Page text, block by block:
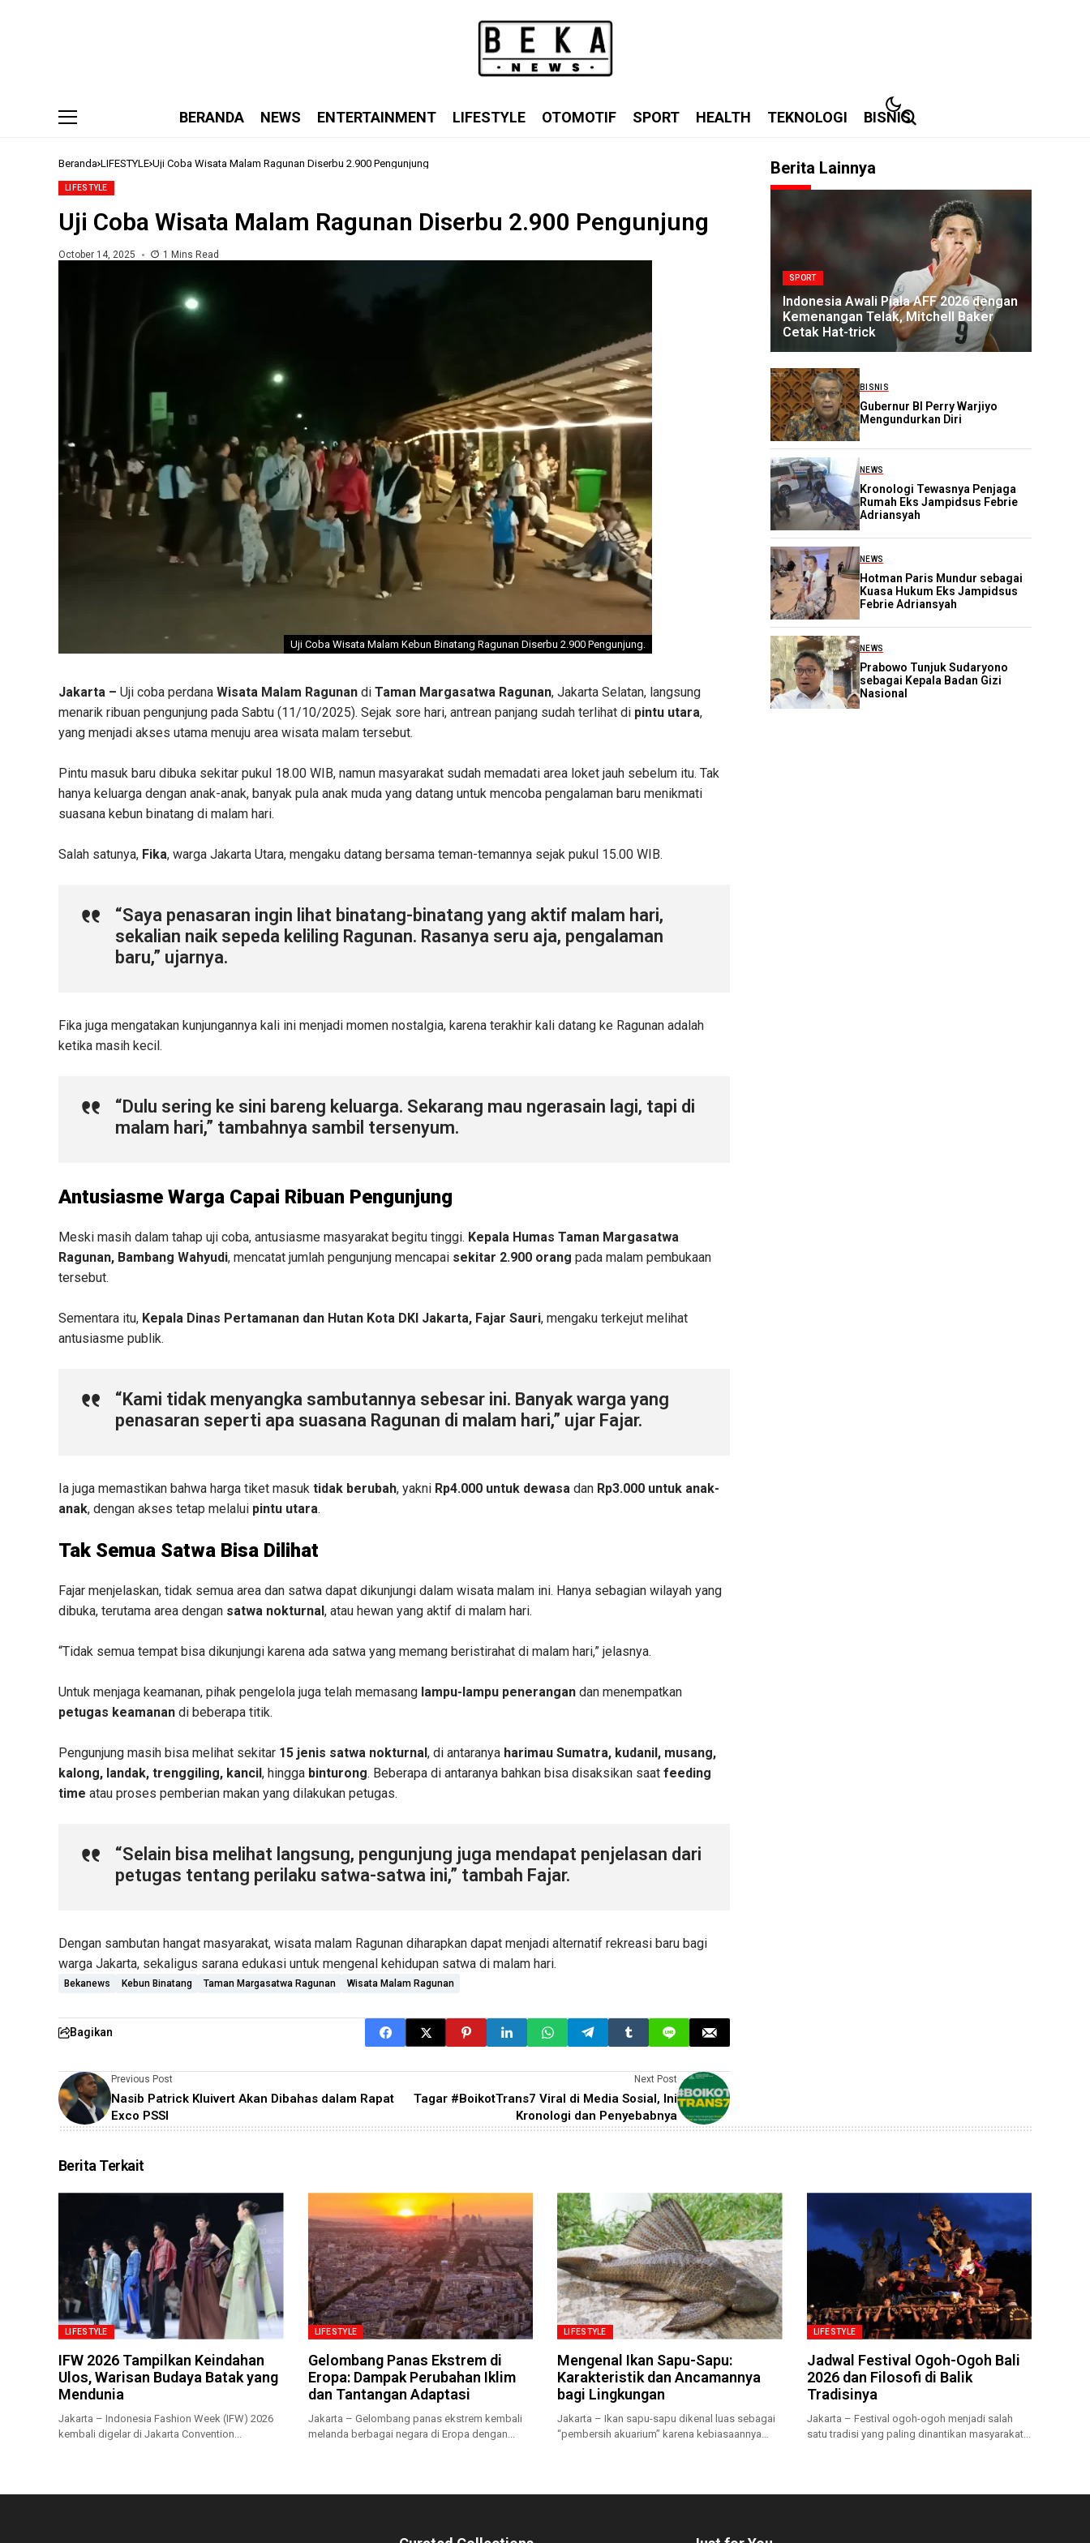
BERANDA NEWS ENTERTAINMENT LIFESTYLE OTOMOTIF SPORT HEALTH TEKNOLOGI BISNIS
Beranda LIFESTYLE Uji Coba Wisata Malam Ragunan Diserbu 2.900 Pengunjung
LIFESTYLE
Uji Coba Wisata Malam Ragunan Diserbu 2.900 Pengunjung
October 14, 2025 1 Mins Read
Uji Coba Wisata Malam Kebun Binatang Ragunan Diserbu 2.900 Pengunjung.
Jakarta – Uji coba perdana Wisata Malam Ragunan di Taman Margasatwa Ragunan, Jakarta Selatan, langsung
menarik ribuan pengunjung pada Sabtu (11/10/2025). Sejak sore hari, antrean panjang sudah terlihat di pintu utara,
yang menjadi akses utama menuju area wisata malam tersebut.
Pintu masuk baru dibuka sekitar pukul 18.00 WIB, namun masyarakat sudah memadati area loket jauh sebelum itu. Tak
hanya keluarga dengan anak-anak, banyak pula anak muda yang datang untuk mencoba pengalaman baru menikmati
suasana kebun binatang di malam hari.
Salah satunya, Fika, warga Jakarta Utara, mengaku datang bersama teman-temannya sejak pukul 15.00 WIB.
“Saya penasaran ingin lihat binatang-binatang yang aktif malam hari,
sekalian naik sepeda keliling Ragunan. Rasanya seru aja, pengalaman
baru,” ujarnya.
Fika juga mengatakan kunjungannya kali ini menjadi momen nostalgia, karena terakhir kali datang ke Ragunan adalah
ketika masih kecil.
“Dulu sering ke sini bareng keluarga. Sekarang mau ngerasain lagi, tapi di
malam hari,” tambahnya sambil tersenyum.
Antusiasme Warga Capai Ribuan Pengunjung
Meski masih dalam tahap uji coba, antusiasme masyarakat begitu tinggi. Kepala Humas Taman Margasatwa
Ragunan, Bambang Wahyudi, mencatat jumlah pengunjung mencapai sekitar 2.900 orang pada malam pembukaan
tersebut.
Sementara itu, Kepala Dinas Pertamanan dan Hutan Kota DKI Jakarta, Fajar Sauri, mengaku terkejut melihat
antusiasme publik.
“Kami tidak menyangka sambutannya sebesar ini. Banyak warga yang
penasaran seperti apa suasana Ragunan di malam hari,” ujar Fajar.
Ia juga memastikan bahwa harga tiket masuk tidak berubah, yakni Rp4.000 untuk dewasa dan Rp3.000 untuk anak-
anak, dengan akses tetap melalui pintu utara.
Tak Semua Satwa Bisa Dilihat
Fajar menjelaskan, tidak semua area dan satwa dapat dikunjungi dalam wisata malam ini. Hanya sebagian wilayah yang
dibuka, terutama area dengan satwa nokturnal , atau hewan yang aktif di malam hari.
“Tidak semua tempat bisa dikunjungi karena ada satwa yang memang beristirahat di malam hari,” jelasnya.
Untuk menjaga keamanan, pihak pengelola juga telah memasang lampu-lampu penerangan dan menempatkan
petugas keamanan di beberapa titik.
Pengunjung masih bisa melihat sekitar 15 jenis satwa nokturnal , di antaranya harimau Sumatra, kudanil, musang,
kalong, landak, trenggiling, kancil , hingga binturong. Beberapa di antaranya bahkan bisa disaksikan saat feeding
time atau proses pemberian makan yang dilakukan petugas.
“Selain bisa melihat langsung, pengunjung juga mendapat penjelasan dari
petugas tentang perilaku satwa-satwa ini,” tambah Fajar.
Dengan sambutan hangat masyarakat, wisata malam Ragunan diharapkan dapat menjadi alternatif rekreasi baru bagi
warga Jakarta, sekaligus sarana edukasi untuk mengenal kehidupan satwa di malam hari.
Bekanews Kebun Binatang Taman Margasatwa Ragunan Wisata Malam Ragunan
Bagikan
Previous Post
Nasib Patrick Kluivert Akan Dibahas dalam Rapat
Exco PSSI
Next Post
Tagar #BoikotTrans7 Viral di Media Sosial, Ini
Kronologi dan Penyebabnya
Berita Lainnya
SPORT
Indonesia Awali Piala AFF 2026 dengan
Kemenangan Telak, Mitchell Baker
Cetak Hat-trick
BISNIS
Gubernur BI Perry Warjiyo
Mengundurkan Diri
NEWS
Kronologi Tewasnya Penjaga
Rumah Eks Jampidsus Febrie
Adriansyah
NEWS
Hotman Paris Mundur sebagai
Kuasa Hukum Eks Jampidsus
Febrie Adriansyah
NEWS
Prabowo Tunjuk Sudaryono
sebagai Kepala Badan Gizi
Nasional
Berita Terkait
LIFESTYLE
IFW 2026 Tampilkan Keindahan
Ulos, Warisan Budaya Batak yang
Mendunia
Jakarta – Indonesia Fashion Week (IFW) 2026
kembali digelar di Jakarta Convention...
LIFESTYLE
Gelombang Panas Ekstrem di
Eropa: Dampak Perubahan Iklim
dan Tantangan Adaptasi
Jakarta – Gelombang panas ekstrem kembali
melanda berbagai negara di Eropa dengan...
LIFESTYLE
Mengenal Ikan Sapu-Sapu:
Karakteristik dan Ancamannya
bagi Lingkungan
Jakarta – Ikan sapu-sapu dikenal luas sebagai
“pembersih akuarium” karena kebiasaannya
LIFESTYLE
Jadwal Festival Ogoh-Ogoh Bali
2026 dan Filosofi di Balik
Tradisinya
Jakarta – Festival ogoh-ogoh menjadi salah
satu tradisi yang paling dinantikan masyarakat...